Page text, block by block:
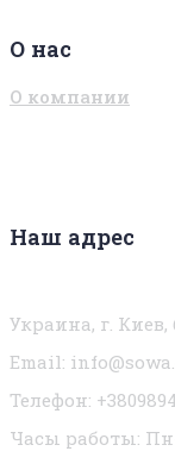
О нас
О компании
Наш адрес
Украина, г.
Email:
Телефон:
Часы работы: